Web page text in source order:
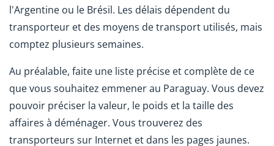
l'Argentine ou le Brésil. Les délais dépendent du
transporteur et des moyens de transport utilisés, mais
comptez plusieurs semaines.
Au préalable, faite une liste précise et complète de ce
que vous souhaitez emmener au Paraguay. Vous devez
pouvoir préciser la valeur, le poids et la taille des
affaires à déménager. Vous trouverez des
transporteurs sur Internet et dans les pages jaunes.